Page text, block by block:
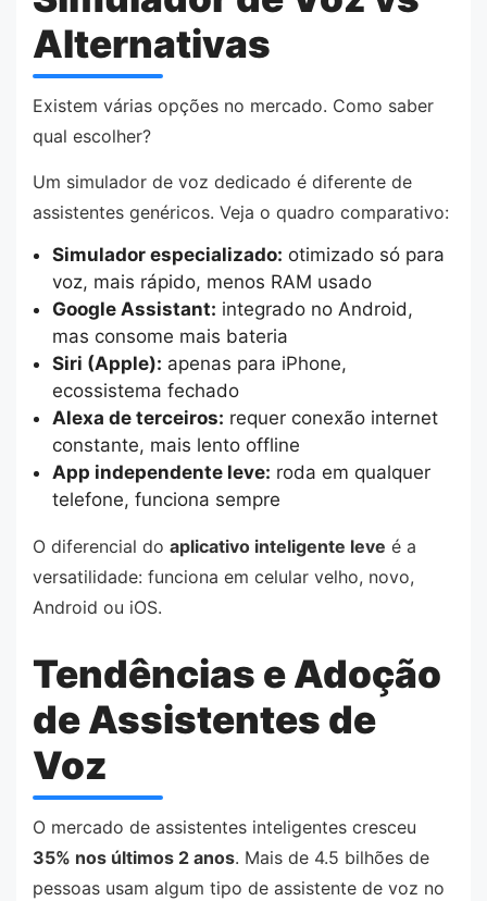
Alternativas
Existem várias opções no mercado. Como saber
qual escolher?
Um simulador de voz dedicado é diferente de
assistentes genéricos. Veja o quadro comparativo:
Simulador especializado: otimizado só para
voz, mais rápido, menos RAM usado
Google Assistant: integrado no Android,
mas consome mais bateria
Siri (Apple): apenas para iPhone,
ecossistema fechado
Alexa de terceiros: requer conexão internet
constante, mais lento offline
App independente leve: roda em qualquer
telefone, funciona sempre
O diferencial do aplicativo inteligente leve é a
versatilidade: funciona em celular velho, novo,
Android ou iOS.
Tendências e Adoção
de Assistentes de
Voz
O mercado de assistentes inteligentes cresceu
35% nos últimos 2 anos. Mais de 4.5 bilhões de
pessoas usam algum tipo de assistente de voz no